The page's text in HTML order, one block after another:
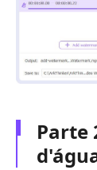
Parte